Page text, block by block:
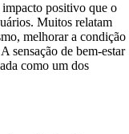
positivo que o
Muitos relatam
melhorar a condição
sensação de bem-estar
como um dos